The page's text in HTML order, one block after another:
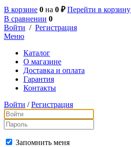
В корзине 0 на 0 ₽ Перейти в корзину
В сравнении 0
Войти / Регистрация
Меню
Каталог
О магазине
Доставка и оплата
Гарантия
Контакты
Войти / Регистрация
Запомнить меня